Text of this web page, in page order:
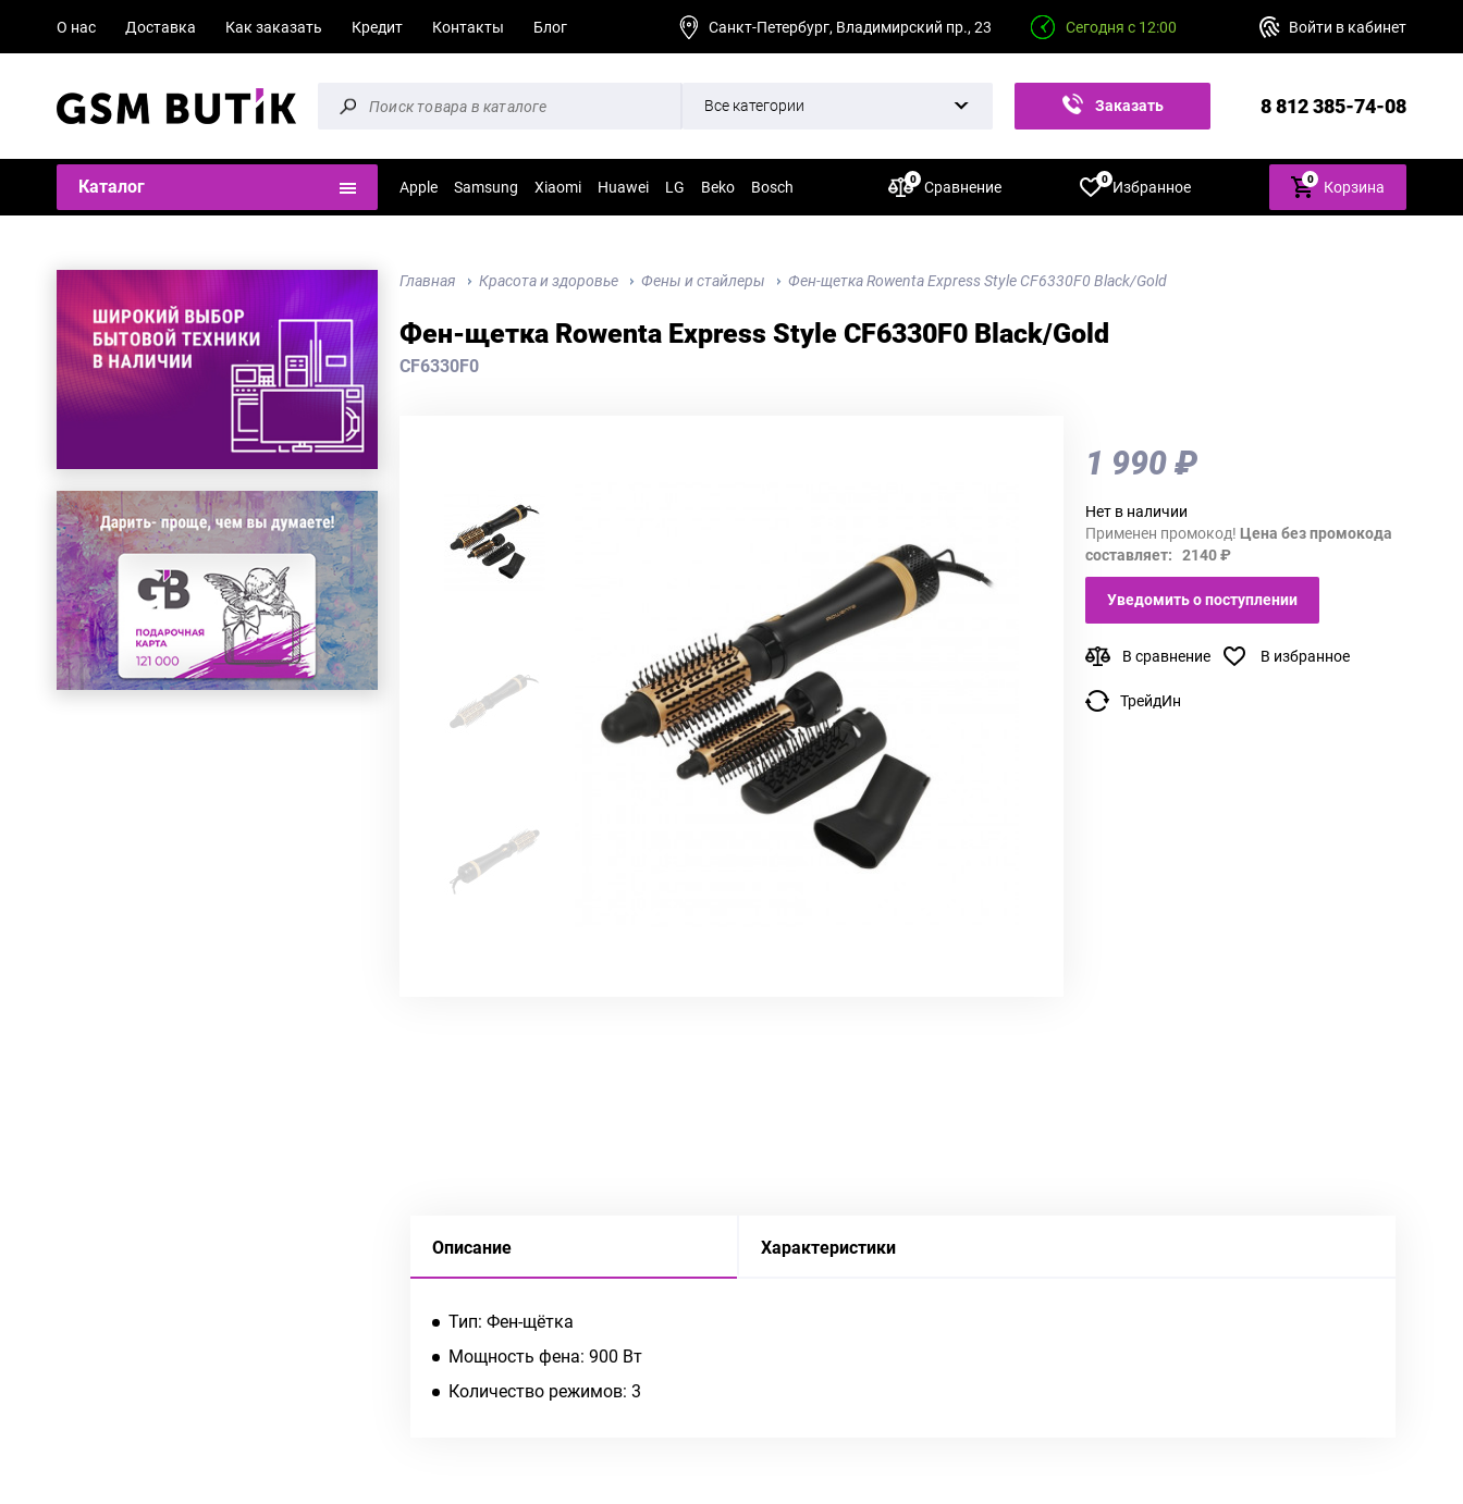
О нас Доставка Как заказать Кредит Контакты Блог Санкт-Петербург, Владимирский пр., 23 Сегодня с 12:00 Войти в кабинет
Все категории Заказать 8 812 385-74-08
Каталог Apple Samsung Xiaomi Huawei LG Beko Bosch Сравнение
0 Избранное
0 0 Корзина
Главная Красота и здоровье Фены и стайлеры Фен-щетка Rowenta Express Style CF6330F0 Black/Gold
Фен-щетка Rowenta Express Style CF6330F0 Black/Gold
CF6330F0
1 990 ₽
Нет в наличии
Применен промокод! Цена без промокода
составляет: 2140 ₽
Уведомить о поступлении
В сравнение В избранное
ТрейдИн
Описание Характеристики
Тип: Фен-щётка
Мощность фена: 900 Вт
Количество режимов: 3